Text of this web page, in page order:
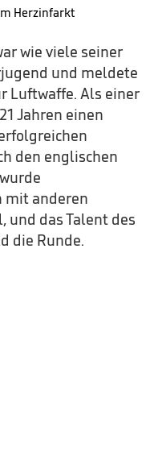
Herzinfarkt
wie viele seiner
und meldete
Luftwaffe. Als einer
Jahren einen
den englischen
mit anderen
und das Talent des
die Runde.